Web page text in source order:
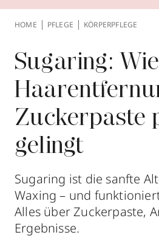
Behandlungen
Über YBPN
Aktionen
Storefinder
HOME PFLEGE KÖRPERPFLEGE
Sugaring:
Zuckerpaste
gelingt
Sugaring ist die sanfte
Waxing – und
Alles über Zuckerpaste,
Ergebnisse.